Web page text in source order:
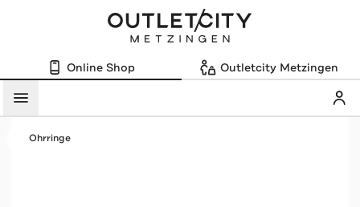
Online Shop Outletcity Metzingen
Menü
Ohrringe